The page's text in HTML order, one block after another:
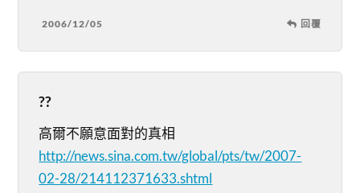
2006/12/05 回覆
??
高爾不願意面對的真相
http://news.sina.com.tw/global/pts/tw/2007-
02-28/214112371633.shtml